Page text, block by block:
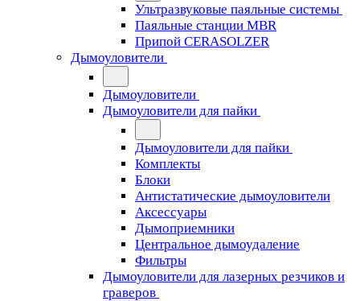
Ультразвуковые паяльные системы
Паяльные станции MBR
Припой CERASOLZER
Дымоуловители
Дымоуловители
Дымоуловители для пайки
Дымоуловители для пайки
Комплекты
Блоки
Антистатические дымоуловители
Аксессуары
Дымоприемники
Центральное дымоудаление
Фильтры
Дымоуловители для лазерных резчиков и
граверов